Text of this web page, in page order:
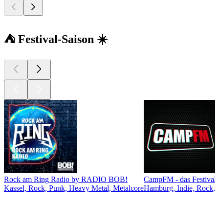
⛺ Festival-Saison ☀️
Rock am Ring Radio by RADIO BOB!
Kassel, Rock, Punk, Heavy Metal, Metalcore
CampFM - das
Hamburg, Indie, Rock,